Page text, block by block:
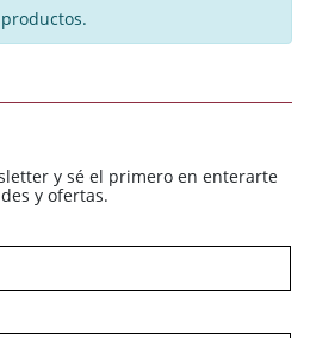
y sé el primero en enterarte
y ofertas.